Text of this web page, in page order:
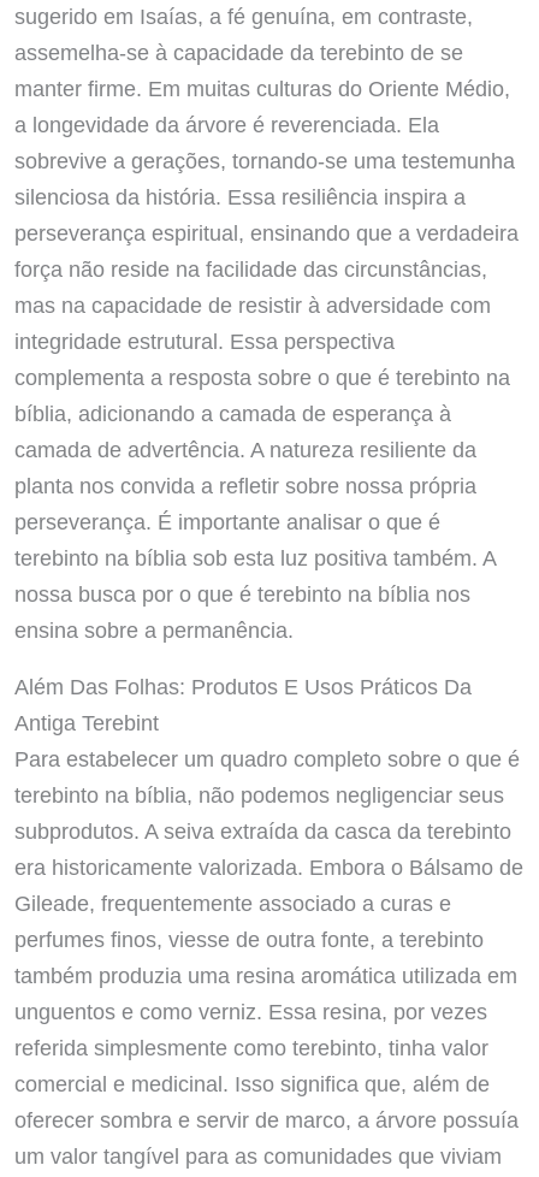
sugerido em Isaías, a fé genuína, em contraste,
assemelha-se à capacidade da terebinto de se
manter firme. Em muitas culturas do Oriente Médio,
a longevidade da árvore é reverenciada. Ela
sobrevive a gerações, tornando-se uma testemunha
silenciosa da história. Essa resiliência inspira a
perseverança espiritual, ensinando que a verdadeira
força não reside na facilidade das circunstâncias,
mas na capacidade de resistir à adversidade com
integridade estrutural. Essa perspectiva
complementa a resposta sobre o que é terebinto na
bíblia, adicionando a camada de esperança à
camada de advertência. A natureza resiliente da
planta nos convida a refletir sobre nossa própria
perseverança. É importante analisar o que é
terebinto na bíblia sob esta luz positiva também. A
nossa busca por o que é terebinto na bíblia nos
ensina sobre a permanência.
Além Das Folhas: Produtos E Usos Práticos Da
Antiga Terebint
Para estabelecer um quadro completo sobre o que é
terebinto na bíblia, não podemos negligenciar seus
subprodutos. A seiva extraída da casca da terebinto
era historicamente valorizada. Embora o Bálsamo de
Gileade, frequentemente associado a curas e
perfumes finos, viesse de outra fonte, a terebinto
também produzia uma resina aromática utilizada em
unguentos e como verniz. Essa resina, por vezes
referida simplesmente como terebinto, tinha valor
comercial e medicinal. Isso significa que, além de
oferecer sombra e servir de marco, a árvore possuía
um valor tangível para as comunidades que viviam